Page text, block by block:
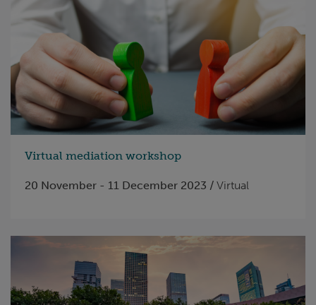
Virtual mediation workshop
20 November - 11 December 2023 / Virtual